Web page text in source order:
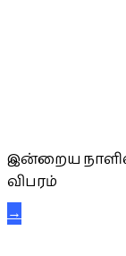
இன்றைய
விபரம்
→